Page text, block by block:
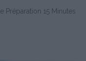
Préparation 15 Minutes